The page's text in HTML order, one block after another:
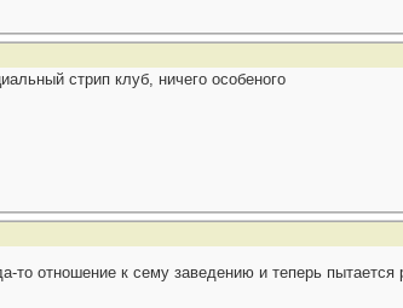
стрип клуб, ничего особеного
то отношение к сему заведению и теперь пытается